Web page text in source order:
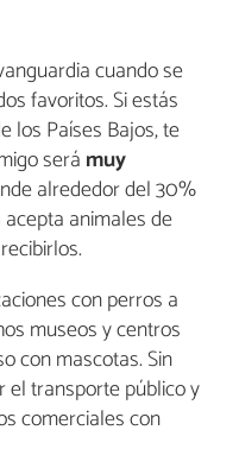
cuando se
favoritos. Si estás
los Países Bajos, te
será muy
alrededor del 30%
animales de
con perros a
museos y centros
con mascotas. Sin
el transporte público y
comerciales con